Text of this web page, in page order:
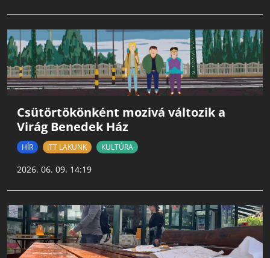
Csütörtökönként mozivá változik a
Virág Benedek Ház
HÍR ITT LAKUNK KULTÚRA
2026. 06. 09. 14:19